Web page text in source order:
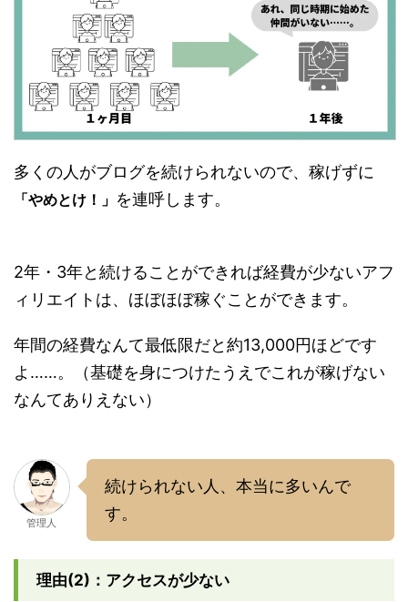
多くの人がブログを続けられないので、稼げずに
「やめとけ！」 を連呼します。
2年・3年と続けることができれば経費が少ないアフ
ィリエイトは、ほぼほぼ稼ぐことができます。
年間の経費なんて最低限だと約13,000円ほどです
よ……。（基礎を身につけたうえでこれが稼げない
なんてありえない）
管理人
続けられない人、本当に多いんで
す。
理由(2)：アクセスが少ない